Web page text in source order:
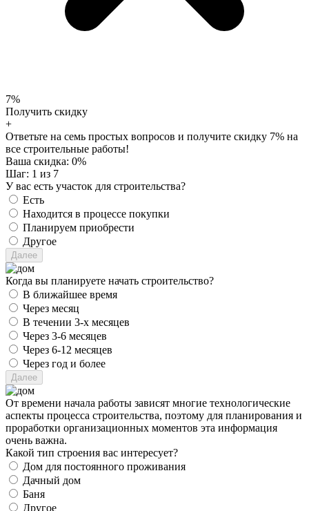
7%
Получить скидку
+
Ответьте на семь простых вопросов и получите скидку 7% на
все строительные работы!
Ваша скидка: 0%
Шаг: 1 из 7
У вас есть участок для строительства?
Есть
Находится в процессе покупки
Планируем приобрести
Другое
Когда вы планируете начать строительство?
В ближайшее время
Через месяц
В течении 3-х месяцев
Через 3-6 месяцев
Через 6-12 месяцев
Через год и более
От времени начала работы зависят многие технологические
аспекты процесса строительства, поэтому для планирования и
проработки организационных моментов эта информация
очень важна.
Какой тип строения вас интересует?
Дом для постоянного проживания
Дачный дом
Баня
Другое